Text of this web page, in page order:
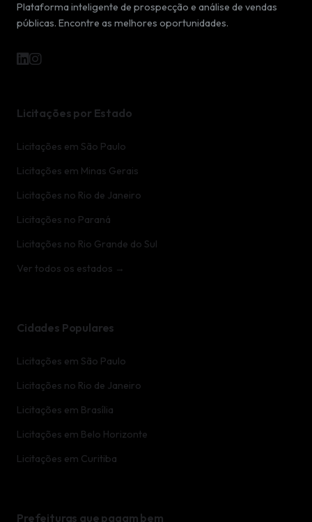
Plataforma inteligente de prospecção e análise de vendas
públicas. Encontre as melhores oportunidades.
Licitações por Estado
Licitações em São Paulo
Licitações em Minas Gerais
Licitações no Rio de Janeiro
Licitações no Paraná
Licitações no Rio Grande do Sul
Ver todos os estados →
Cidades Populares
Licitações em São Paulo
Licitações no Rio de Janeiro
Licitações em Brasília
Licitações em Belo Horizonte
Licitações em Curitiba
Prefeituras que pagam bem